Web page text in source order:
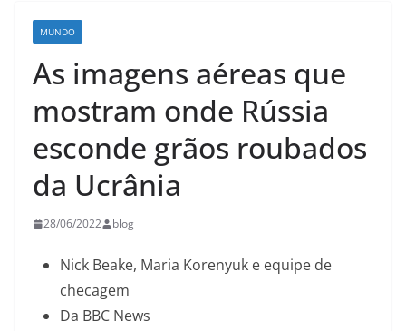
MUNDO
As imagens aéreas que
mostram onde Rússia
esconde grãos roubados
da Ucrânia
28/06/2022 blog
Nick Beake, Maria Korenyuk e equipe de
checagem
Da BBC News